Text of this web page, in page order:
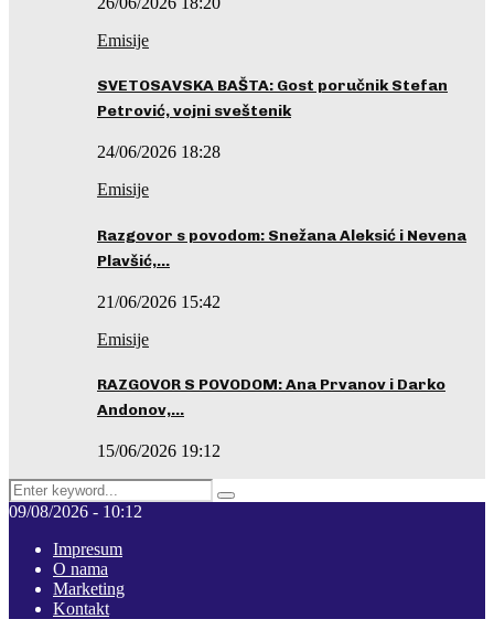
Emisije
SVETOSAVSKA BAŠTA: Gost poručnik Stefan
Petrović, vojni sveštenik
24/06/2026 18:28
Emisije
Razgovor s povodom: Snežana Aleksić i Nevena
Plavšić,…
21/06/2026 15:42
Emisije
RAZGOVOR S POVODOM: Ana Prvanov i Darko
Andonov,…
15/06/2026 19:12
Search
for:
Pretraga
09/08/2026 - 10:12
Impresum
O nama
Marketing
Kontakt